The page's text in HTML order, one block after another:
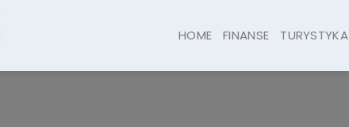
HOME FINANSE TURYSTYKA